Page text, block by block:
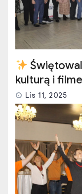
kulturą i
Lis 11, 2025